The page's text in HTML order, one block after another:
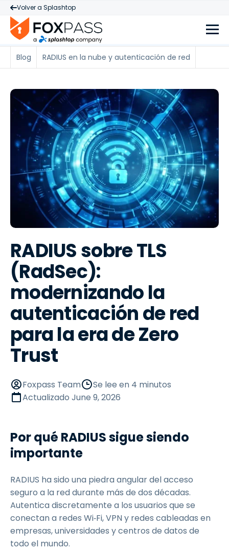
Volver a Splashtop
Blog RADIUS en la nube y autenticación de red
RADIUS sobre TLS
(RadSec):
modernizando la
autenticación de red
para la era de Zero
Trust
Foxpass Team
Se lee en 4 minutos
Actualizado June 9, 2026
Por qué RADIUS sigue siendo
importante
RADIUS ha sido una piedra angular del acceso
seguro a la red durante más de dos décadas.
Autentica discretamente a los usuarios que se
conectan a redes Wi‑Fi, VPN y redes cableadas en
empresas, universidades y centros de datos de
todo el mundo.